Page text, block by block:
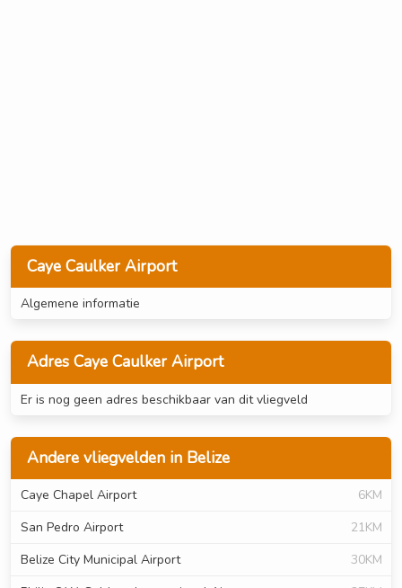
Caye Caulker Airport
Algemene informatie
Adres Caye Caulker Airport
Er is nog geen adres beschikbaar van dit vliegveld
Andere vliegvelden in Belize
Caye Chapel Airport
6KM
San Pedro Airport
21KM
Belize City Municipal Airport
30KM